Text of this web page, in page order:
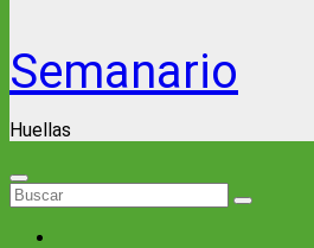
Semanario
Huellas